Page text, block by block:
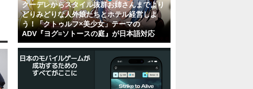
クーデレからスタイル抜群お姉さんまでより
どりみどりな人外娘たちとホテル経営しよ
う！「クトゥルフ×美少女」テーマの
ADV『ヨグ=ソトースの庭』が日本語対応